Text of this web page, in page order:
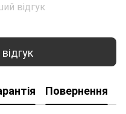
відгук
Повернення